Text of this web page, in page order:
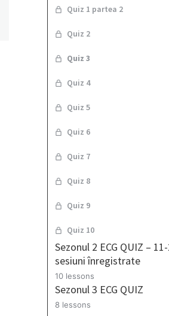
Quiz 1 partea 2
Quiz 2
Quiz 3
Quiz 4
Quiz 5
Quiz 6
Quiz 7
Quiz 8
Quiz 9
Quiz 10
Sezonul 2 ECG QUIZ –
sesiuni înregistrate
10 lessons
Sezonul 3 ECG QUIZ
8 lessons